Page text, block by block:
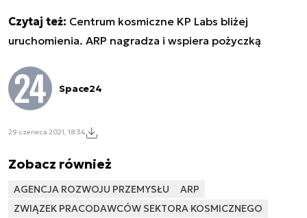
Czytaj też: Centrum kosmiczne KP Labs bliżej
uruchomienia. ARP nagradza i wspiera pożyczką
Space24
29 czerwca 2021, 18:34
Zobacz również
AGENCJA ROZWOJU PRZEMYSŁU
ARP
ZWIĄZEK PRACODAWCÓW SEKTORA KOSMICZNEGO